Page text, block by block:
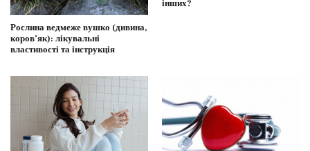
Рослина ведмеже вушко (дивина,
коров’як): лікувальні
властивості та інструкція
інших?